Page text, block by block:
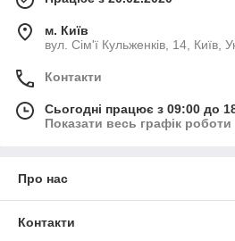
м. Київ
вул. Сім'ї Кульженків, 14, Київ,
Контакти
Сьогодні працює з 09:00 до
Показати весь графік роботи
Про нас
Контакти